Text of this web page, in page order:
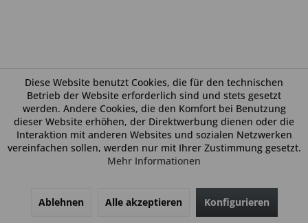
Diese Website benutzt Cookies, die für den technischen
Betrieb der Website erforderlich sind und stets gesetzt
werden. Andere Cookies, die den Komfort bei Benutzung
dieser Website erhöhen, der Direktwerbung dienen oder die
Interaktion mit anderen Websites und sozialen Netzwerken
vereinfachen sollen, werden nur mit Ihrer Zustimmung gesetzt.
Mehr Informationen
Ablehnen Alle akzeptieren Konfigurieren